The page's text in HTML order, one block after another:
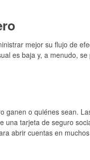
mejor su flujo de
es baja y, a menudo, se
ganen o quiénes sean.
una tarjeta de seguro
abrir cuentas en